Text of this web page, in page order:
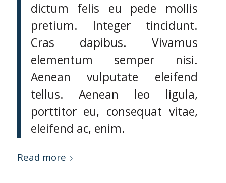
dictum felis eu pede mollis
pretium. Integer tincidunt.
Cras dapibus. Vivamus
elementum semper nisi.
Aenean vulputate eleifend
tellus. Aenean leo ligula,
porttitor eu, consequat vitae,
eleifend ac, enim.
Read more